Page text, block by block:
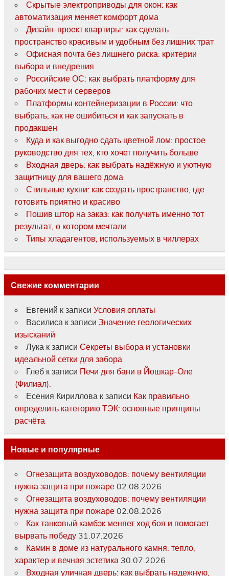
Скрытые электроприводы для окон: как
автоматизация меняет комфорт дома
Дизайн-проект квартиры: как сделать
пространство красивым и удобным без лишних трат
Офисная почта без лишнего риска: критерии
выбора и внедрения
Российские ОС: как выбрать платформу для
рабочих мест и серверов
Платформы контейнеризации в России: что
выбрать, как не ошибиться и как запускать в
продакшен
Куда и как выгодно сдать цветной лом: простое
руководство для тех, кто хочет получить больше
Входная дверь: как выбрать надёжную и уютную
защитницу для вашего дома
Стильные кухни: как создать пространство, где
готовить приятно и красиво
Пошив штор на заказ: как получить именно тот
результат, о котором мечтали
Типы хладагентов, используемых в чиллерах
Свежие комментарии
Евгений к записи Условия оплаты
Василисак записи Значение геологических
изысканий
Лукак записи Секреты выбора и установки
идеальной сетки для забора
Глебк записи Печи для бани в Йошкар-Оле
(Филиал).
Есения Кирилловак записи Как правильно
определить категорию ТЭК: основные принципы
расчёта
Новые и популярные
Огнезащита воздуховодов: почему вентиляции
нужна защита при пожаре 02.08.2026
Огнезащита воздуховодов: почему вентиляции
нужна защита при пожаре 02.08.2026
Как танковый камбэк меняет ход боя и помогает
вырвать победу 31.07.2026
Камин в доме из натурального камня: тепло,
характер и вечная эстетика 30.07.2026
Входная уличная дверь: как выбрать надежную,